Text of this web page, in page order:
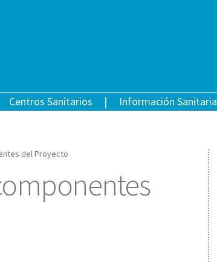
Centros Sanitarios Información Sanitaria
del Proyecto